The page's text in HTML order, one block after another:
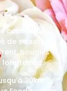
comme un
saison,
bougies
longtemps.
30km